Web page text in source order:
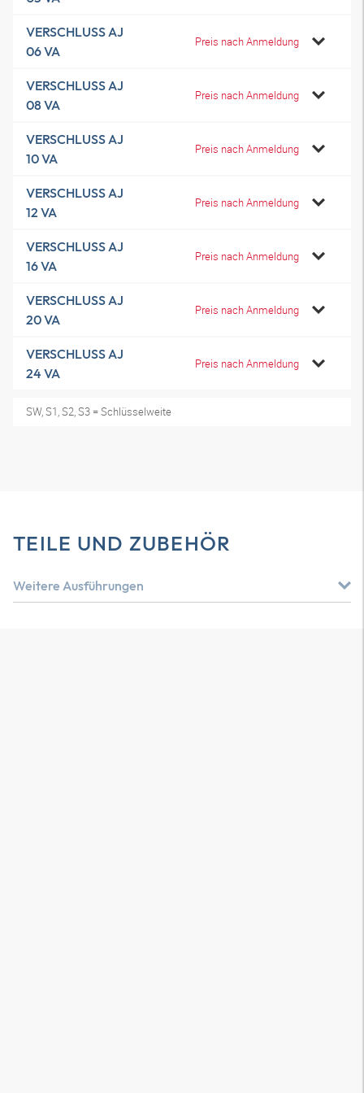
VERSCHLUSS AJ
06 VA
Preis nach Anmeldung
VERSCHLUSS AJ
08 VA
Preis nach Anmeldung
VERSCHLUSS AJ
10 VA
Preis nach Anmeldung
VERSCHLUSS AJ
12 VA
Preis nach Anmeldung
VERSCHLUSS AJ
16 VA
Preis nach Anmeldung
VERSCHLUSS AJ
20 VA
Preis nach Anmeldung
VERSCHLUSS AJ
24 VA
Preis nach Anmeldung
SW, S1, S2, S3 = Schlüsselweite
TEILE UND ZUBEHÖR
Weitere Ausführungen